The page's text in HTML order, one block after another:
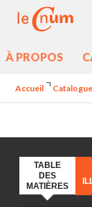
À PROPOS
Accueil
TABLE
DES
MATIÈRES